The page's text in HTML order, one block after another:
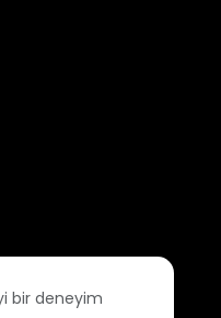
bir deneyim